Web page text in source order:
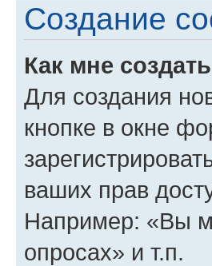
Создание
Как мне
Для создания
кнопке в окне
ваших прав
Например: «Вы
опросах» и т.п.